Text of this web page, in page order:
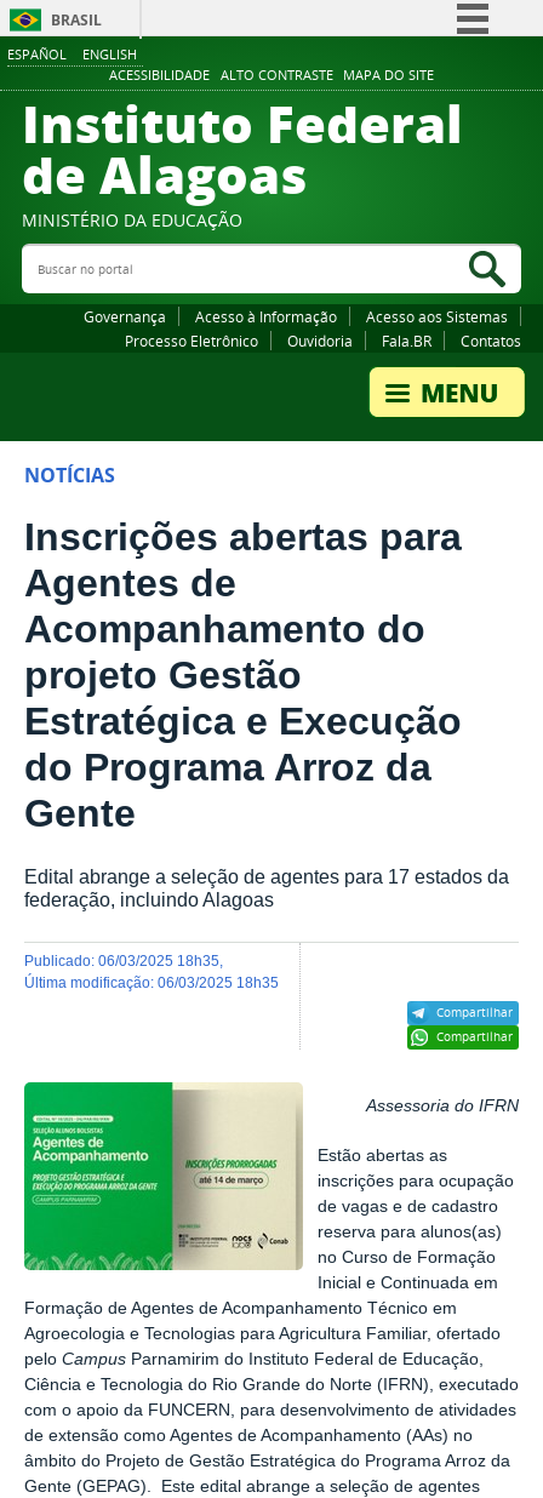
ESPAÑOL ENGLISH
ACESSIBILIDADE ALTO CONTRASTE MAPA DO SITE
BRASIL
Comunica BR
Participe
Canais
Instituto Federal
de Alagoas
MINISTÉRIO DA EDUCAÇÃO
Buscar no portal
Governança Acesso à Informação
Acesso aos Sistemas
Processo Eletrônico
Ouvidoria Fala.BR Contatos
NOTÍCIAS
Inscrições abertas para
Agentes de
Acompanhamento do
projeto Gestão
Estratégica e Execução
do Programa Arroz da
Gente
Edital abrange a seleção de agentes para 17 estados da
federação, incluindo Alagoas
Compartilhar
Compartilhar
publicado: 06/03/2025 18h35
última modificação: 06/03/2025 18h35
Assessoria do IFRN
Estão abertas as
inscrições para ocupação
de vagas e de cadastro
reserva para alunos(as)
no Curso de Formação
Inicial e Continuada em
Formação de Agentes de Acompanhamento Técnico em
Agroecologia e Tecnologias para Agricultura Familiar, ofertado
pelo Campus Parnamirim do Instituto Federal de Educação,
Ciência e Tecnologia do Rio Grande do Norte (IFRN), executado
com o apoio da FUNCERN, para desenvolvimento de atividades
de extensão como Agentes de Acompanhamento (AAs) no
âmbito do Projeto de Gestão Estratégica do Programa Arroz da
Gente (GEPAG).
Este edital abrange a seleção de agentes